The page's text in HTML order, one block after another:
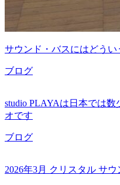
サウンド・バスにはどう
ブログ
studio PLAYAは日本では
オです
ブログ
2026年3月 クリスタル サ